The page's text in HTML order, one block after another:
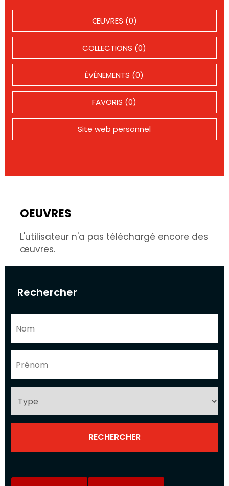
Rechercher
ŒUVRES (0)
COLLECTIONS (0)
ÉVÉNEMENTS (0)
FAVORIS (0)
Site web personnel
OEUVRES
L'utilisateur n'a pas téléchargé encore des
œuvres.